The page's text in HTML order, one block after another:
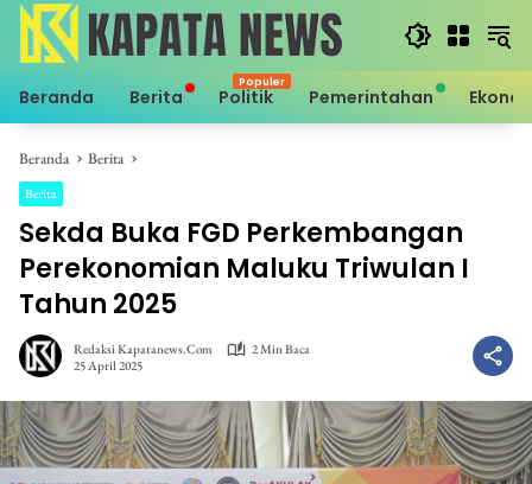
Langsung
konten
Beranda Berita Politik Pemerintahan
Beranda Berita
Berita
Sekda Buka FGD Perkembangan
Perekonomian Maluku Triwulan I
Tahun 2025
Redaksi Kapatanews.com
2 Min Baca
25 April 2025